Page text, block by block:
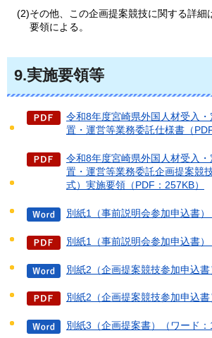
(2)その他、この企画提案競技に関する詳細
要領による。
9.実施要領等
令和8年度宮崎県外国人材受入
置・運営等業務委託仕様書（
令和8年度宮崎県外国人材受入
置・運営等業務委託企画提案競
式）実施要領（PDF：257KB）
別紙1（事前説明会参加申込書）
別紙1（事前説明会参加申込書）
別紙2（企画提案競技参加申込書
別紙2（企画提案競技参加申込書
別紙3（企画提案書）（ワード：